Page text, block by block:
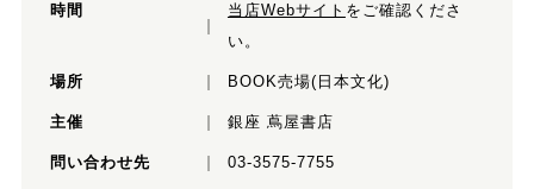
時間 当店Webサイト をご確認くださ
い。
場所 BOOK売場(日本文化)
主催 銀座 蔦屋書店
問い合わせ先 03-3575-7755